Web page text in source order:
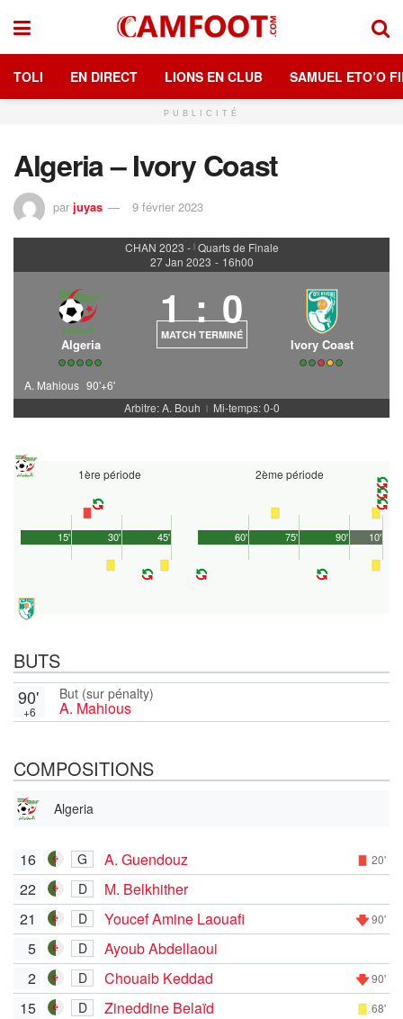
TOLI EN DIRECT LIONS EN CLUB SAMUEL ETO’O
PUBLICITÉ
Algeria – Ivory Coast
par juyas 9 février 2023
CHAN 2023 - | Quarts de Finale
27 Jan 2023 - 16h00
Algeria
1 : 0
MATCH TERMINÉ
Ivory Coast
A. Mahious 90'+6'
Arbitre: A. Bouh
| Mi-temps: 0-0
1ère période
45'
15' 30'
2ème période
90'
60' 75' 10'
BUTS
But (sur pénalty)
A. Mahious
90'
+6
COMPOSITIONS
Algeria
16 G A. Guendouz 20'
22 D
M. Belkhither
21
D Youcef Amine Laouafi 90'
5 D
Ayoub Abdellaoui
2
D Chouaib Keddad 90'
15 D Zineddine Belaïd 68'